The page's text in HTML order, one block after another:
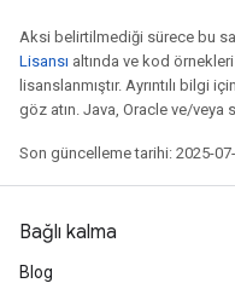
Aksi belirtilmediği sürece bu
Lisansı altında ve kod örnekleri
lisanslanmıştır. Ayrıntılı bilgi için
göz atın. Java, Oracle ve/veya
Son güncelleme tarihi: 2025-
Bağlı kalma
Blog